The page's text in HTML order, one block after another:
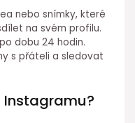
nebo snímky, které
na svém profilu.
dobu 24 hodin.
s přáteli a sledovat
Instagramu?